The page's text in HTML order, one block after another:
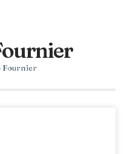
Fournier